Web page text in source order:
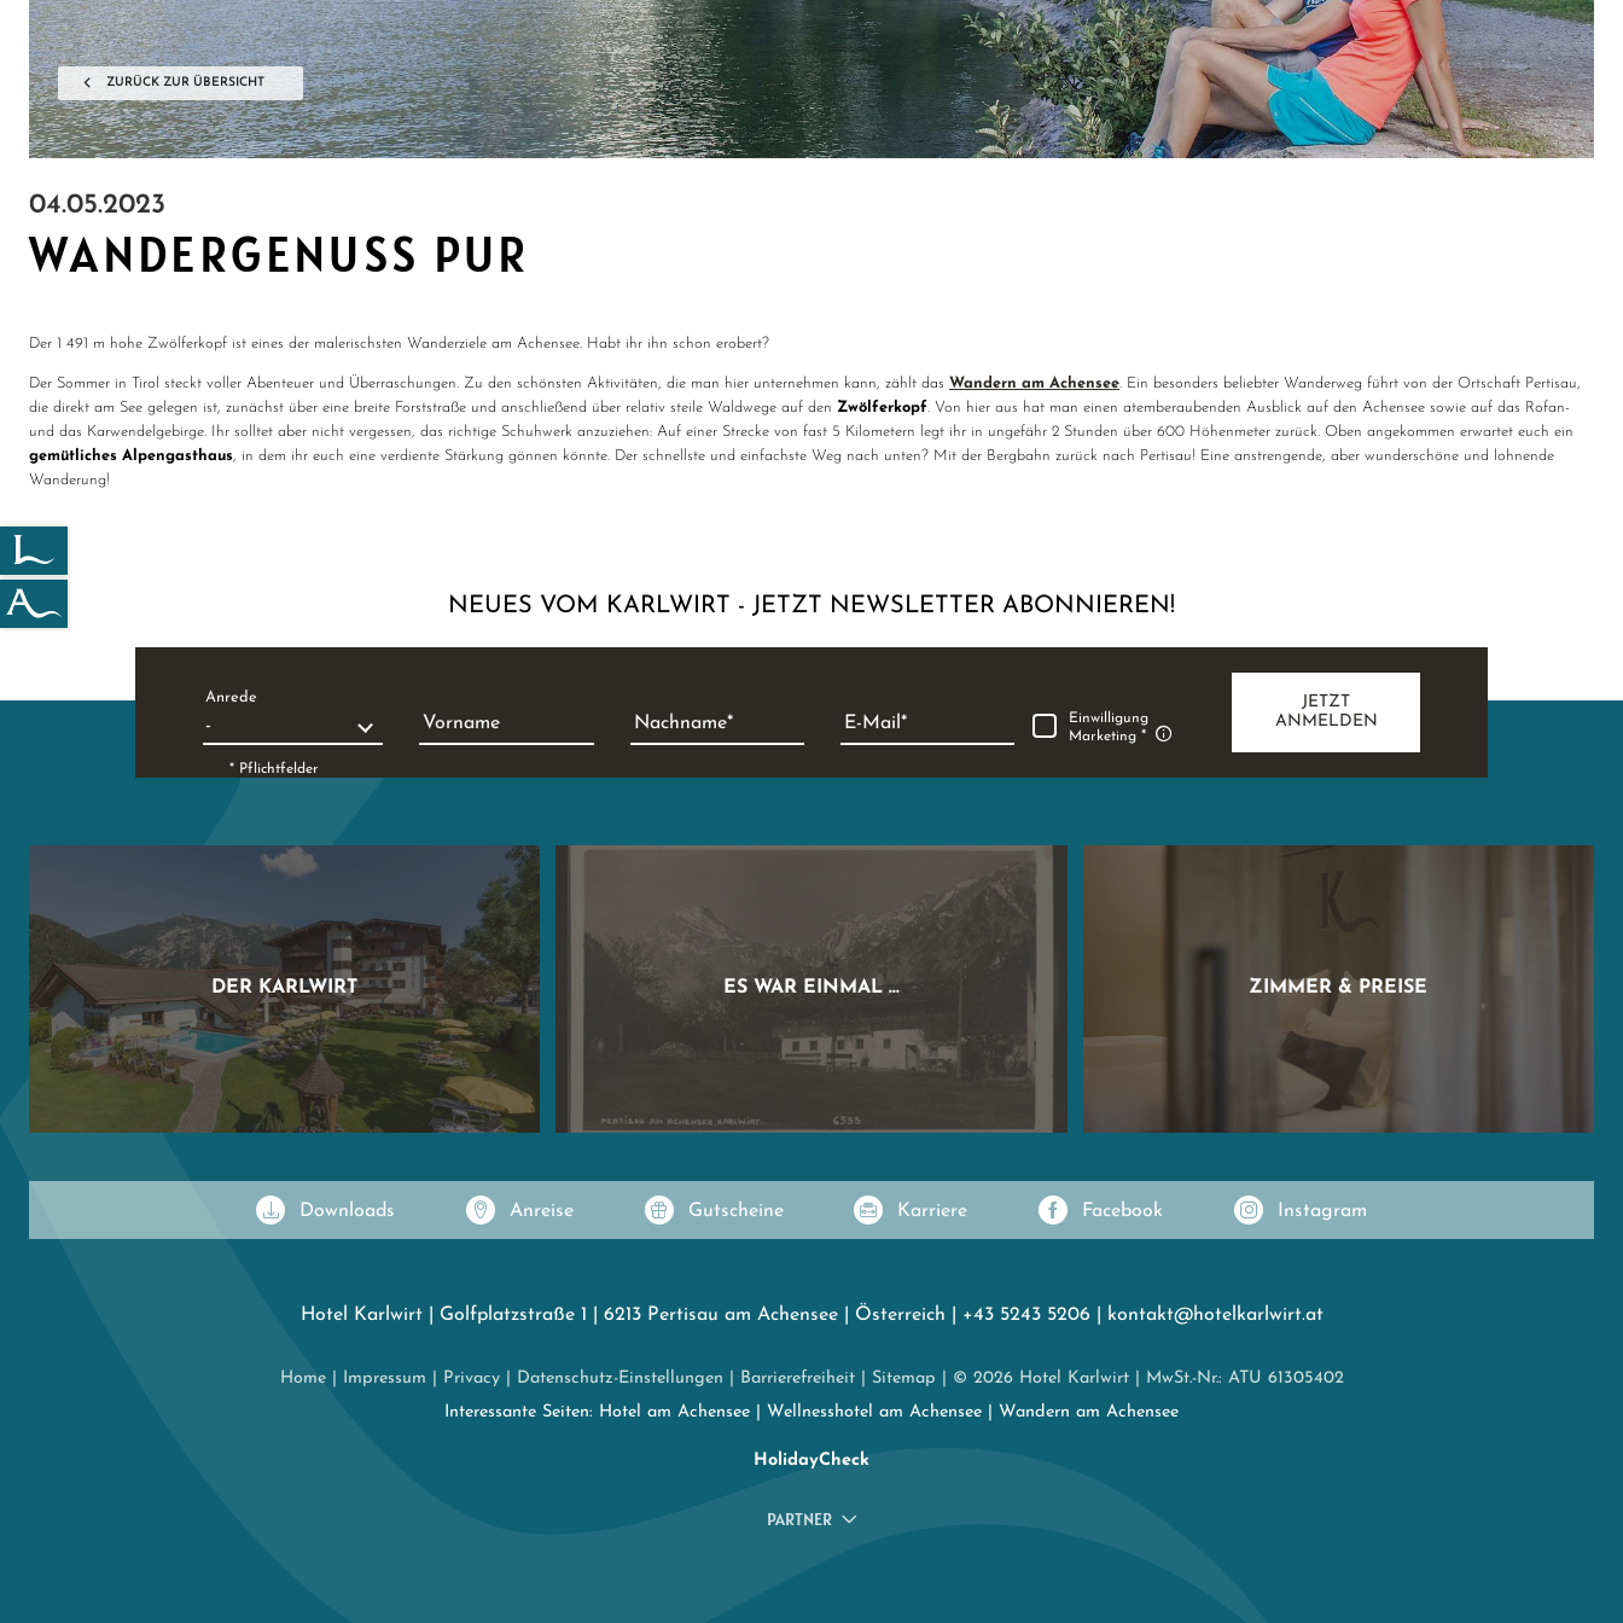
ZURÜCK ZUR ÜBERSICHT
04.05.2023
WANDERGENUSS PUR
Der 1 491 m hohe Zwölferkopf ist eines der malerischsten Wanderziele am Achensee. Habt ihr ihn schon erobert?
Der Sommer in Tirol steckt voller Abenteuer und Überraschungen. Zu den schönsten Aktivitäten, die man hier unternehmen kann, zählt das Wandern am Achensee. Ein besonders beliebter Wanderweg führt von der Ortschaft Pertisau,
die direkt am See gelegen ist, zunächst über eine breite Forststraße und anschließend über relativ steile Waldwege auf den Zwölferkopf. Von hier aus hat man einen atemberaubenden Ausblick auf den Achensee sowie auf das Rofan-
und das Karwendelgebirge. Ihr solltet aber nicht vergessen, das richtige Schuhwerk anzuziehen: Auf einer Strecke von fast 5 Kilometern legt ihr in ungefähr 2 Stunden über 600 Höhenmeter zurück. Oben angekommen erwartet euch ein
gemütliches Alpengasthaus, in dem ihr euch eine verdiente Stärkung gönnen könnte. Der schnellste und einfachste Weg nach unten? Mit der Bergbahn zurück nach Pertisau! Eine anstrengende, aber wunderschöne und lohnende
Wanderung!
NEUES VOM KARLWIRT - JETZT NEWSLETTER ABONNIEREN!
Anrede
Vorname Nachname E-Mail
Einwilligung
Marketing
* Pflichtfelder
JETZT
ANMELDEN
DER KARLWIRT ES WAR EINMAL … ZIMMER & PREISE
Downloads Anreise Gutscheine Karriere Facebook Instagram
Hotel Karlwirt| Golfplatzstraße 1 6213 Pertisau am Achensee| Österreich +43 5243 5206 kontakt@hotelkarlwirt.at
Home| Impressum Privacy| Datenschutz-Einstellungen Barrierefreiheit| Sitemap © 2026 Hotel Karlwirt|
MwSt.-Nr.: ATU 61305402
Interessante Seiten: Hotel am Achensee Wellnesshotel am Achensee Wandern am Achensee
HolidayCheck
PARTNER